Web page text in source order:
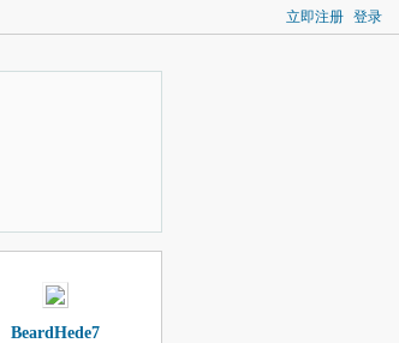
立即注册 登录
BeardHede7